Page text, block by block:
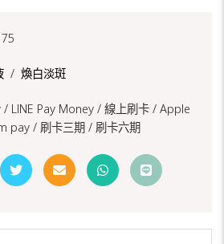
/ 煥白淡斑
/ LINE Pay Money / 線上刷卡 / Apple
pay / 刷卡三期 / 刷卡六期